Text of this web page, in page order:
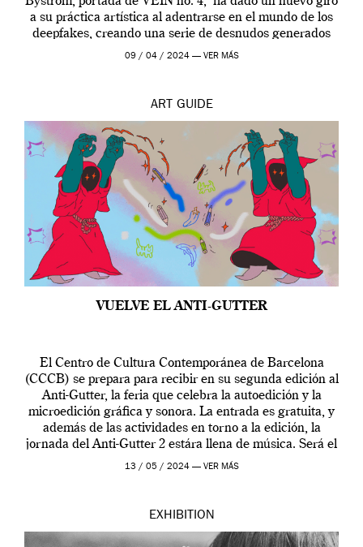
a su práctica artística al adentrarse en el mundo de los
deepfakes, creando una serie de desnudos generados
por […]
09 / 04 / 2024 — VER MÁS
ART GUIDE
VUELVE EL ANTI-GUTTER
El Centro de Cultura Contemporánea de Barcelona
(CCCB) se prepara para recibir en su segunda edición al
Anti-Gutter, la feria que celebra la autoedición y la
microedición gráfica y sonora. La entrada es gratuita, y
además de las actividades en torno a la edición, la
jornada del Anti-Gutter 2 estára llena de música. Será el
[…]
13 / 05 / 2024 — VER MÁS
EXHIBITION